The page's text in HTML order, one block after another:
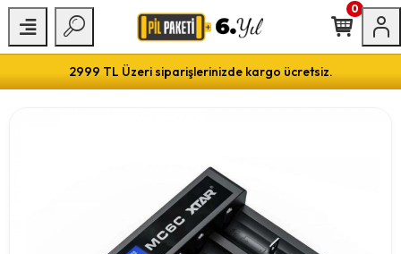
2999 TL Üzeri siparişlerinizde kargo ücretsiz.
0